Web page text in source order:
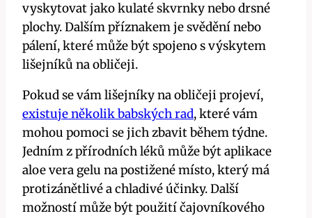
vyskytovat jako kulaté skvrnky nebo drsné
plochy.⁢ Dalším⁣ příznakem je svědění nebo
‌pálení, které může být spojeno s výskytem
‌lišejníků na obličeji.
Pokud se ⁢vám ​lišejníky⁢ na⁤ obličeji projeví,
existuje několik babských rad, které‌ vám
mohou pomoci se jich zbavit během ⁣týdne.‌
Jedním z přírodních léků může být aplikace
aloe vera gelu na⁤ postižené místo, který má‌
protizánětlivé a chladivé​ účinky. Další
možností může být použití čajovníkového